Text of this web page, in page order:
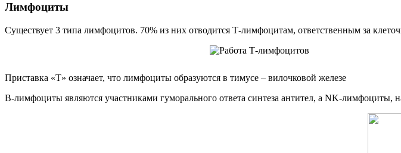
Лимфоциты
Существует 3 типа лимфоцитов. 70% из них отводится Т-лимфоцитам, ответственным за
Приставка «Т» означает, что лимфоциты образуются в тимусе – вилочковой железе
В-лимфоциты являются участниками гуморального ответа синтеза антител, а NK-лимфоциты,